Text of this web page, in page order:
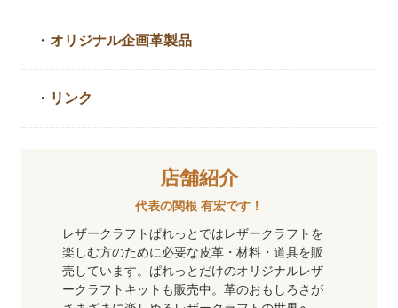
・ オリジナル企画革製品
・ リンク
店舗紹介
代表の関根 有宏です！
レザークラフトぱれっとではレザークラフトを
楽しむ方のために必要な皮革・材料・道具を販
売しています。ぱれっとだけのオリジナルレザ
ークラフトキットも販売中。革のおもしろさが